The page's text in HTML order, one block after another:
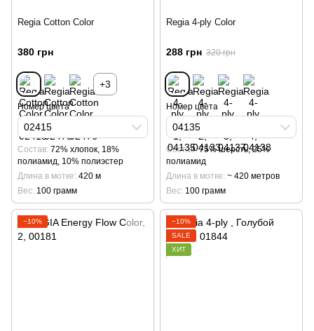
Regia Cotton Color
380 грн
+3
Номер цвета
02415
Cостав 72% хлопок, 18%
полиамид, 10% полиэстер
Длина в мотке 420 м
Вес 100 грамм
Regia 4-ply Color
288 грн 320 грн
Номер цвета
04135
Cостав 75% шерсть, 25%
полиамид
Длина в мотке ~ 420 метров
Вес 100 грамм
−10%
−10%
SALE
ХИТ